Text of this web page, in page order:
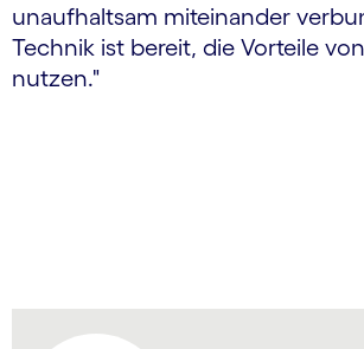
unaufhaltsam miteinander
Technik ist bereit, die Vorteile
nutzen."